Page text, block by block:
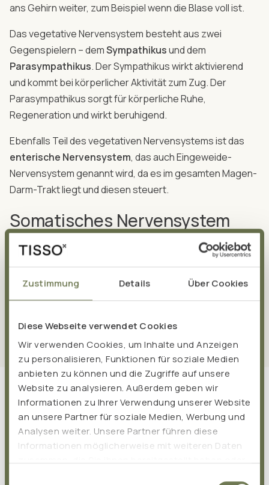
Zustimmung Details Über Cookies
Diese Webseite verwendet Cookies
Wir verwenden Cookies, um Inhalte und Anzeigen
zu personalisieren, Funktionen für soziale Medien
anbieten zu können und die Zugriffe auf unsere
Website zu analysieren. Außerdem geben wir
Informationen zu Ihrer Verwendung unserer Website
an unsere Partner für soziale Medien, Werbung und
Analysen weiter. Unsere Partner führen diese
Informationen möglicherweise mit weiteren Daten
ans Gehirn weiter, zum Beispiel wenn die Blase voll ist.
Das vegetative Nervensystem besteht aus zwei
Gegenspielern – demSympathikusund dem
Parasympathikus. Der Sympathikus wirkt aktivierend
und kommt bei körperlicher Aktivität zum Zug. Der
Parasympathikus sorgt für körperliche Ruhe,
Regeneration und wirkt beruhigend.
Ebenfalls Teil des vegetativen Nervensystems ist das
enterische Nervensystem, das auch Eingeweide-
Nervensystem genannt wird, da es im gesamten Magen-
Darm-Trakt liegt und diesen steuert.
Somatisches Nervensystem
Auch das somatische Nervensystem ist Teil des
zentralen und peripheren Nervensystems. Es wird auch
willkürliches Nervensystem genannt und steuert alle